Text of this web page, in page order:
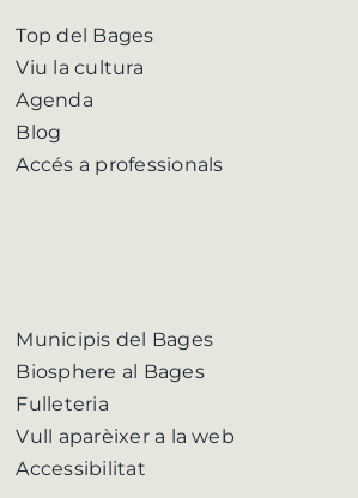
Top del Bages
Viu la cultura
Agenda
Blog
Accés a professionals
Municipis del Bages
Biosphere al Bages
Fulleteria
Vull aparèixer a la web
Accessibilitat